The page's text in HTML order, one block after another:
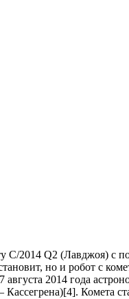
2014 Q2 (Лавджоя) с
но и робот с
2014 года
Комета